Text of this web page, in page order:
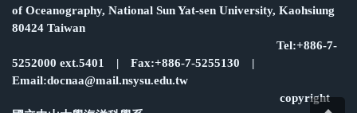
Top
of Oceanography, National Sun Yat-sen University, Kaohsiung
80424 Taiwan
Tel:+886-7-
5252000 ext.5401 | Fax:+886-7-5255130 |
Email:docnaa@mail.nsysu.edu.tw
copyright